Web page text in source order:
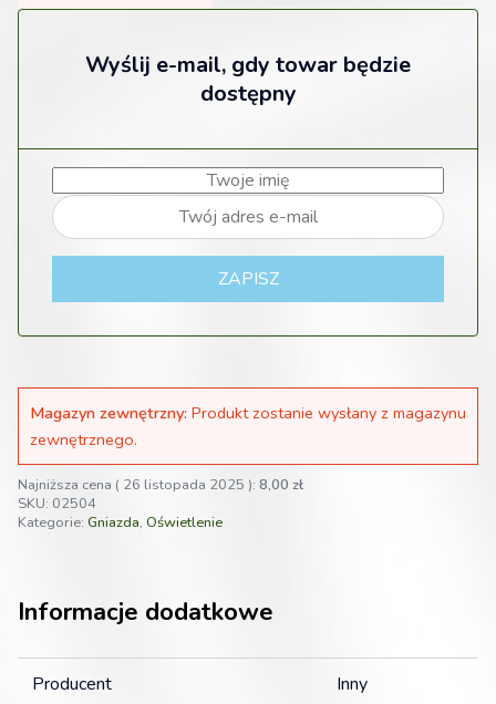
Wyślij e-mail, gdy towar będzie
dostępny
ZAPISZ
Magazyn zewnętrzny: Produkt zostanie wysłany z magazynu
zewnętrznego.
Najniższa cena ( 26 listopada 2025 ): 8,00 zł
SKU: 02504
Kategorie: Gniazda, Oświetlenie
Informacje dodatkowe
Producent Inny